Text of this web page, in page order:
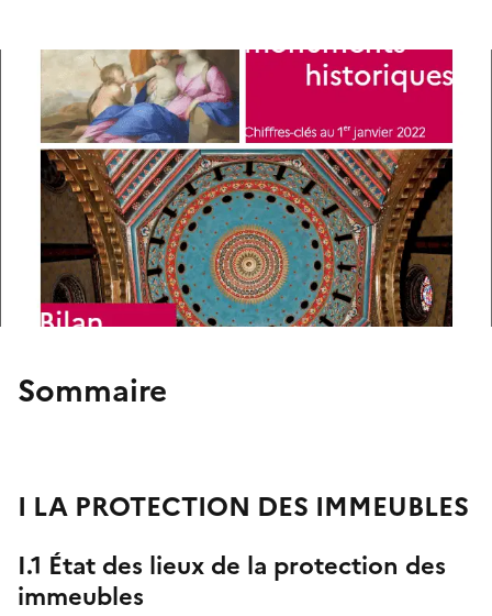
Sommaire
I LA PROTECTION DES IMMEUBLES
I.1 État des lieux de la protection des
immeubles